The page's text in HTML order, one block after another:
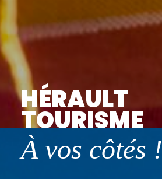
HÉRAULT
TOURISME
À vos côtés !